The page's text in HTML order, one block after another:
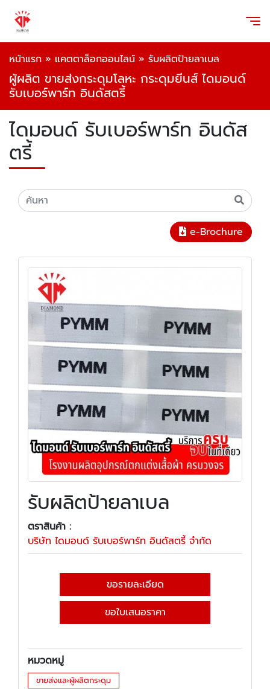
หน้าแรก » แคตตาล็อกออนไลน์ » รับผลิตป้ายลาเบล
ผู้ผลิต ขายส่งกระดุมโลหะ กระดุมยีนส์ ไดมอนด์
รับเบอร์พาร์ท อินดัสตรี้
ไดมอนด์ รับเบอร์พาร์ท อินดัส
ตรี้
e-Brochure
รับผลิตป้ายลาเบล
ตราสินค้า :
บริษัท ไดมอนด์ รับเบอร์พาร์ท อินดัสตรี้ จำกัด
ขอรายละเอียด
ขอใบเสนอราคา
หมวดหมู่
ขายส่งและผู้ผลิตกระดุม